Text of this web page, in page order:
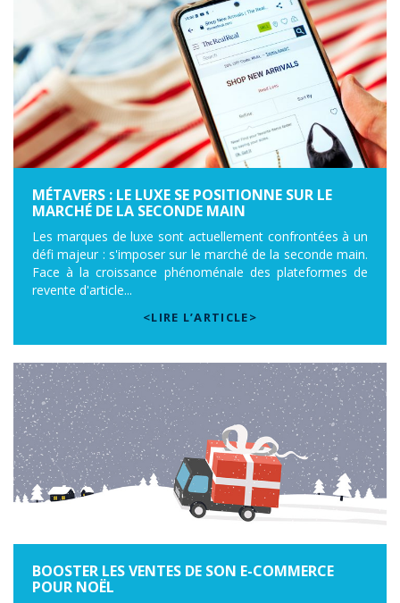
MÉTAVERS : LE LUXE SE POSITIONNE SUR LE
MARCHÉ DE LA SECONDE MAIN
Les marques de luxe sont actuellement confrontées à un
défi majeur : s'imposer sur le marché de la seconde main.
Face à la croissance phénoménale des plateformes de
revente d'article...
<LIRE L’ARTICLE>
BOOSTER LES VENTES DE SON E-COMMERCE
POUR NOËL